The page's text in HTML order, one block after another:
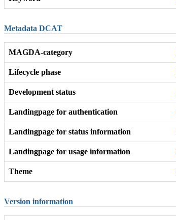
Metadata DCAT
MAGDA-category
Lifecycle phase
Development status
Landingpage for authentication
Landingpage for status information
Landingpage for usage information
Theme
Version information